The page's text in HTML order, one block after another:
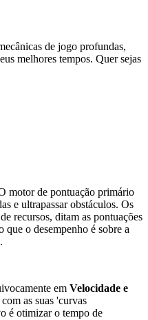
de jogo profundas,
melhores tempos. Quer sejas
motor de pontuação primário
e ultrapassar obstáculos. Os
recursos, ditam as pontuações
o desempenho é sobre a
em Velocidade e
as suas 'curvas
é otimizar o tempo de